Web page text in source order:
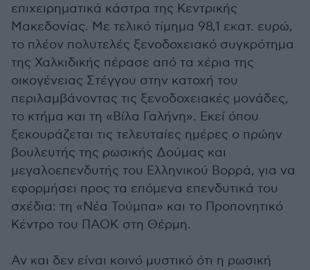
επιχειρηματικά κάστρα της Κεντρικής
Μακεδονίας. Με τελικό τίμημα 98,1 εκατ. ευρώ,
το πλέον πολυτελές ξενοδοχειακό συγκρότημα
της Χαλκιδικής πέρασε από τα χέρια της
οικογένειας Στέγγου στην κατοχή του
περιλαμβάνοντας τις ξενοδοχειακές μονάδες,
το κτήμα και τη «Βίλα Γαλήνη». Εκεί όπου
ξεκουράζεται τις τελευταίες ημέρες ο πρώην
βουλευτής της ρωσικής Δούμας και
μεγαλοεπενδυτής του Ελληνικού Βορρά, για να
εφορμήσει προς τα επόμενα επενδυτικά του
σχέδια: τη «Νέα Τούμπα» και το Προπονητικό
Κέντρο του ΠΑΟΚ στη Θέρμη.
Αν και δεν είναι κοινό μυστικό ότι η ρωσική